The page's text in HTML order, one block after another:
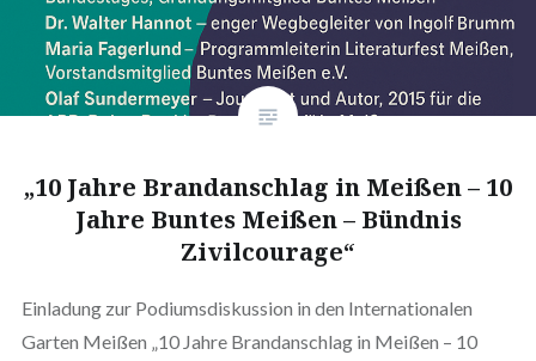
„10 Jahre Brandanschlag in Meißen – 10
Jahre Buntes Meißen – Bündnis
Zivilcourage“
Einladung zur Podiumsdiskussion in den Internationalen
Garten Meißen „10 Jahre Brandanschlag in Meißen – 10